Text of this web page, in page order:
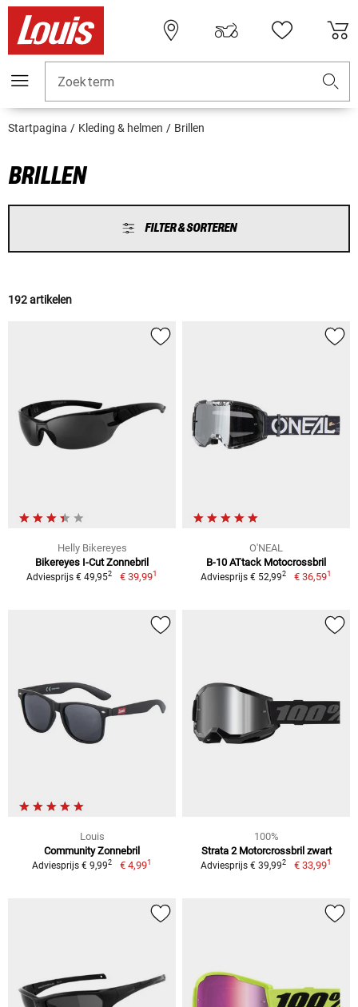
Zoekterm
Startpagina Kleding & helmen Brillen
BRILLEN
FILTER & SORTEREN
192 artikelen
Helly Bikereyes
Bikereyes I-Cut Zonnebril
Adviesprijs € 49,952 € 39,991
O'NEAL
B-10 ATtack Motocrossbril
Adviesprijs € 52,992 € 36,591
Louis
Community Zonnebril
Adviesprijs € 9,992 € 4,991
100%
Strata 2 Motorcrossbril zwart
Adviesprijs € 39,992 € 33,991